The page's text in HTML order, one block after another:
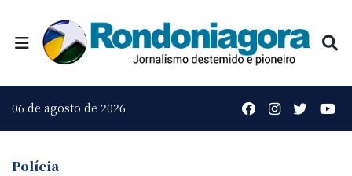
06 de agosto de 2026
Polícia